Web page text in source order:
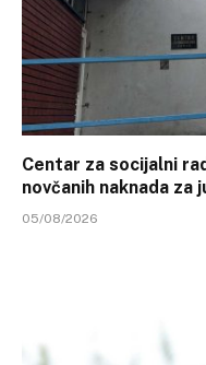
Centar za socijalni
novčanih naknada za
05/08/2026